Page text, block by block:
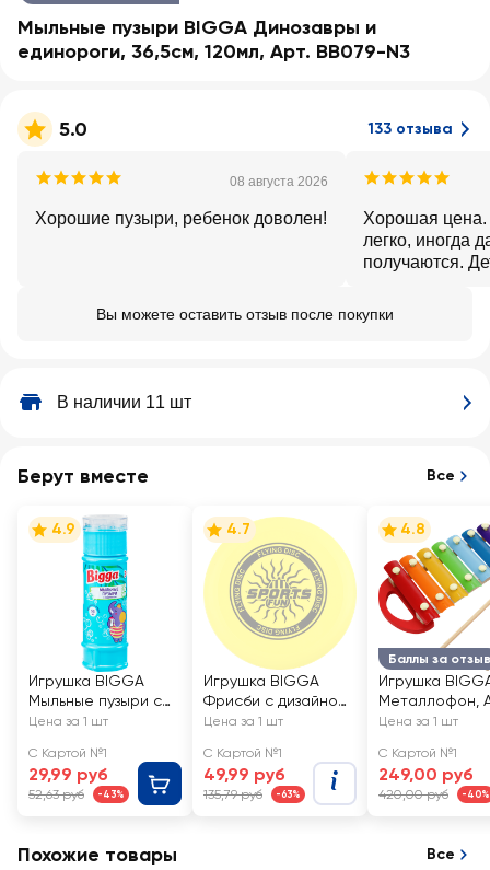
Мыльные пузыри BIGGA Динозавры и
единороги, 36,5см, 120мл, Арт. BB079-N3
5.0 133 отзыва
08 августа 2026
Хорошие пузыри, ребенок доволен!
Хорошая
легко, иногда
получаются.
Вы можете оставить отзыв после покупки
В наличии 11 шт
Берут вместе Все
4.9
Игрушка BIGGA
Мыльные пузыри с
лабиринтом на
BB258
Цена за 1 шт
С Картой №1
29,99 руб
52,63 руб -43%
4.7
Игрушка BIGGA
Фрисби с дизайном
23см
Цена за 1 шт
С Картой №1
49,99 руб
135,79 руб -63%
Баллы за отзыв
4.8
Игрушка
Металлофон,
YJ080250122
Цена за 1 шт
С Картой №1
249,00 руб
420,00 руб -40%
Похожие товары Все